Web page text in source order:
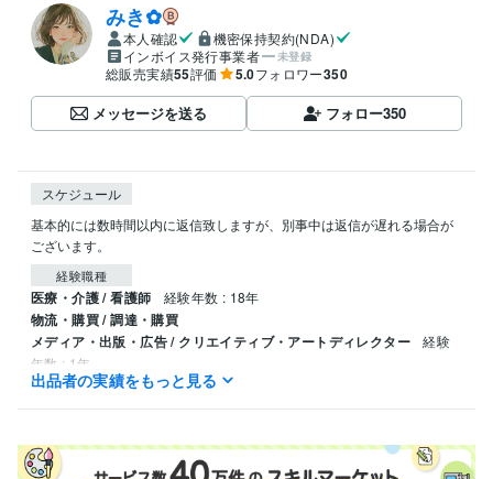
みき✿
本人確認
機密保持契約(NDA)
インボイス発行事業者
未登録
総販売実績55評価 5.0フォロワー350
メッセージを送る フォロー350
スケジュール
基本的には数時間以内に返信致しますが、別事中は返信が遅れる場合が
ございます。
経験職種
医療・介護 / 看護師 経験年数 : 18年
物流・購買 / 調達・購買
メディア・出版・広告 / クリエイティブ・アートディレクター
経験
年数 : 1年
人は何を意識してるのか 引き寄せはゆるく叶う 引き寄せに近づく本
質
出品者の実績をもっと見る